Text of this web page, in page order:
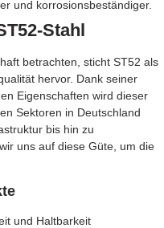
und korrosionsbeständiger.
Stahl
betrachten, sticht ST52 als
hervor. Dank seiner
Eigenschaften wird dieser
Sektoren in Deutschland
bis hin zu
uns auf diese Güte, um die
und Haltbarkeit